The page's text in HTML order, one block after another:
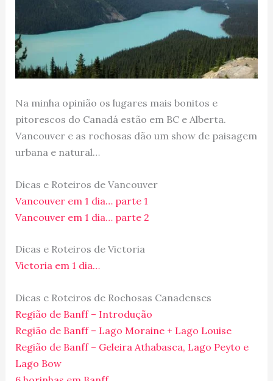
Na minha opinião os lugares mais bonitos e
pitorescos do Canadá estão em BC e Alberta.
Vancouver e as rochosas dão um show de paisagem
urbana e natural…
Dicas e Roteiros de Vancouver
Vancouver em 1 dia… parte 1
Vancouver em 1 dia… parte 2
Dicas e Roteiros de Victoria
Victoria em 1 dia…
Dicas e Roteiros de Rochosas Canadenses
Região de Banff – Introdução
Região de Banff – Lago Moraine + Lago Louise
Região de Banff – Geleira Athabasca, Lago Peyto e
Lago Bow